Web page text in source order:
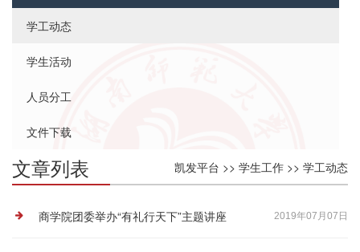
学工动态
学生活动
人员分工
文件下载
凯发平台 >> 学生工作 >> 学工动态
文章列表
2019年07月07日
商学院团委举办“有礼行天下”主题讲座